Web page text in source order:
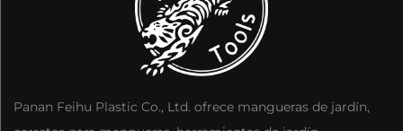
Panan Feihu Plastic Co., Ltd. ofrece mangueras de jardín,